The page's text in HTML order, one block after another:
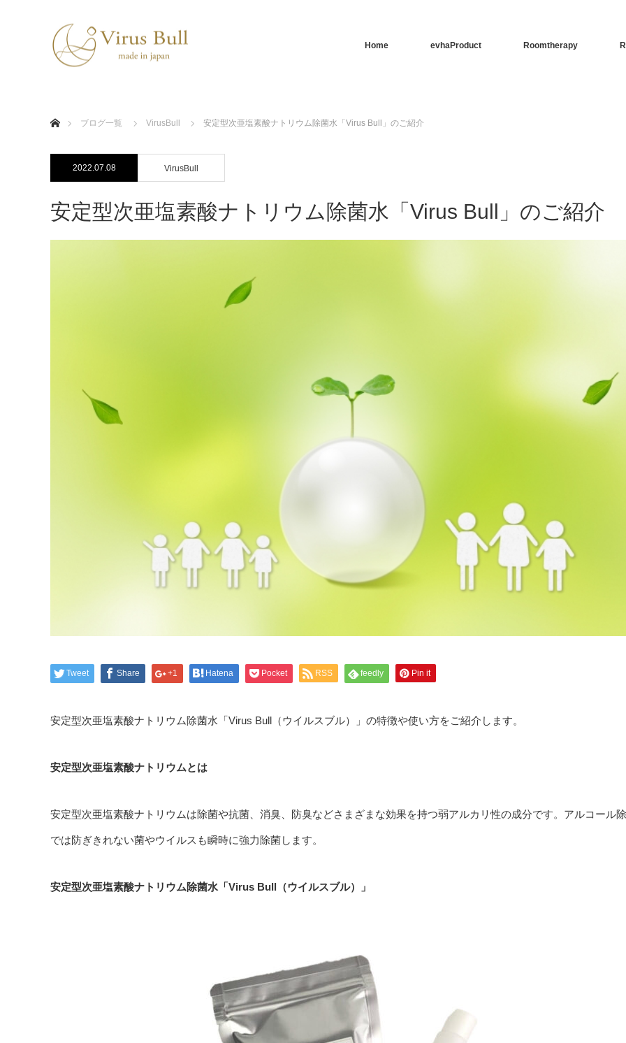
Home evhaProduct Roomtherapy
ブログ一覧
VirusBull 安定型次亜塩素酸ナトリウム除菌水「Virus Bull」のご紹介
2022.07.08 VirusBull
安定型次亜塩素酸ナトリウム除菌水「Virus Bull」のご紹介
Tweet Share +1 Hatena Pocket RSS feedly Pin it
安定型次亜塩素酸ナトリウム除菌水「Virus Bull（ウイルスブル）」の特徴や使い方をご紹介します。
安定型次亜塩素酸ナトリウムとは
安定型次亜塩素酸ナトリウムは除菌や抗菌、消臭、防臭などさまざまな効果を持つ弱アルカリ性の成分です。アルコール
では防ぎきれない菌やウイルスも瞬時に強力除菌します。
安定型次亜塩素酸ナトリウム除菌水「Virus Bull（ウイルスブル）」